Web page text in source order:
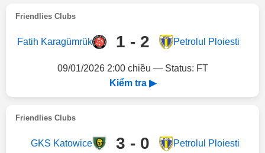
Friendlies Clubs
Fatih Karagümrük 1 - 2 Petrolul Ploiesti
09/01/2026 2:00 chiều — Status: FT
Kiểm tra ▶
Friendlies Clubs
GKS Katowice 3 - 0 Petrolul Ploiesti